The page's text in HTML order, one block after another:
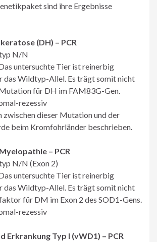
sind ihre Ergebnisse
(DH) – PCR
N/N
untersuchte Tier ist reinerbig
das Wildtyp-Allel. Es trägt somit nicht
für DH im FAM83G-Gen.
rezessiv
zwischen dieser Mutation und der
beim Kromfohrländer beschrieben.
– PCR
N/N (Exon 2)
untersuchte Tier ist reinerbig
das Wildtyp-Allel. Es trägt somit nicht
für DM im Exon 2 des SOD1-Gens.
rezessiv
Erkrankung Typ I (vWD1) – PCR